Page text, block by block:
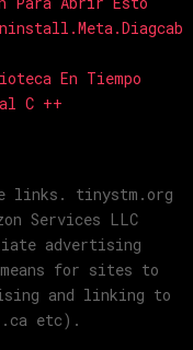
En Tiempo
C ++
links. tinystm.org
Services LLC
advertising
for sites to
and linking to
.ca etc).